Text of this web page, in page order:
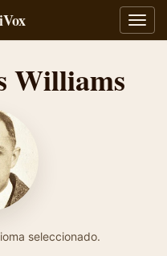
Williams
seleccionado.